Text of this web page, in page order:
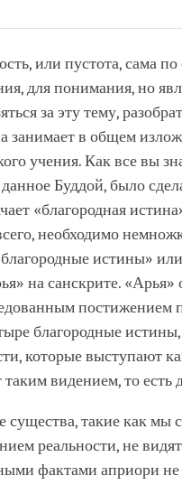
или пустота, сама
для понимания, но
за эту тему,
занимает в общем
учения. Как все вы
Буддой, было
«благородная
необходимо
истины»
на санскрите.
постижением
благородные
которые выступают
таким видением, то есть
такие как мы
реальности, не
фактами априори